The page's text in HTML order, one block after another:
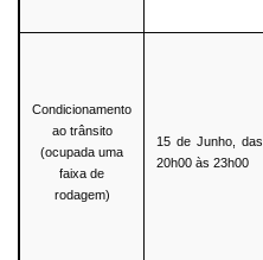
Condicionamento
ao trânsito
(ocupada uma
faixa de
rodagem)
15 de Junho, das
20h00 às 23h00